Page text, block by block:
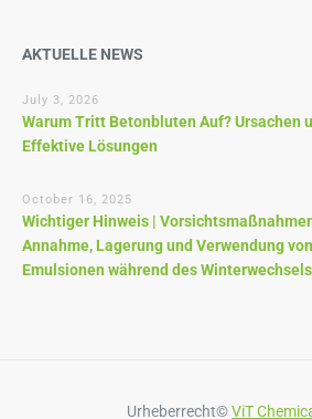
AKTUELLE NEWS
July 3, 2026
Warum Tritt Betonbluten Auf? Ursachen
Effektive Lösungen
October 16, 2025
Wichtiger Hinweis |
Annahme, Lagerung und Verwendung von
Emulsionen während des Winterwechsels
Urheberrecht©ViT